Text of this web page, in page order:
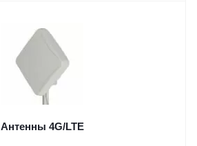
Антенны 4G/LTE